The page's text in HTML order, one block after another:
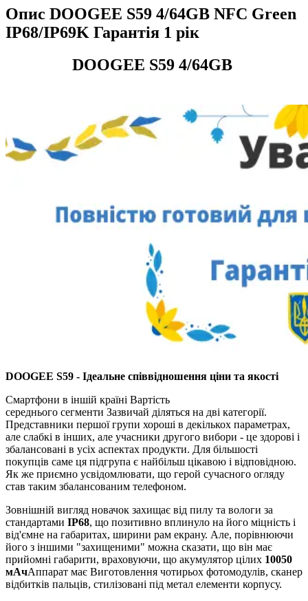
Опис DOOGEE S59 4/64GB NFC Green
IP68/IP69K Гарантія 1 рік
DOOGEE S59 4/64GB
DOOGEE S59 - Ідеальне співвідношення ціни та якості
Смартфони в іншій країні Вартість
середнього сегменти Зазвичай діляться на дві категорії.
Представники першої групи хороші в декількох параметрах,
але слабкі в інших, але учасники другого вибори - це здорові і
збалансовані в усіх аспектах продукти. Для більшості
покупців саме ця підгрупа є найбільш цікавою і відповідною.
Як же приємно усвідомлювати, що герой сучасного огляду
став таким збалансованим телефоном.
Зовнішній вигляд новачок захищає від пилу та вологи за
стандартами IP68, що позитивно вплинуло на його міцність і
від'ємне на габаритах, ширини рам екрану. Але, порівнюючи
його з іншими "захищеними" можна сказати, що він має
прийомні габарити, враховуючи, що акумулятор цілих 10050
мАчАппарат має Виготовлення чотирьох фотомодулів, сканер
відбитків пальців, стилізовані під метал елементи корпусу.